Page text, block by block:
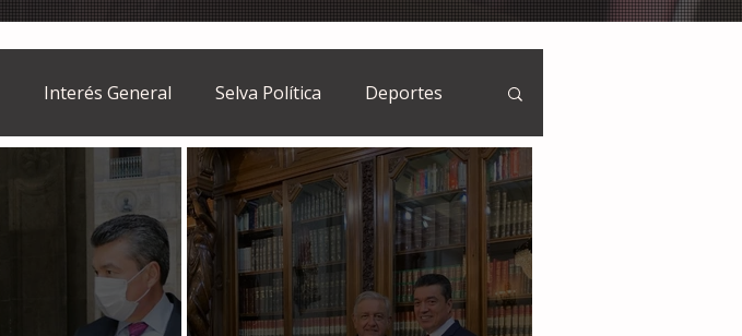
Interés General Selva Política Deportes
Tragedia Guatemala